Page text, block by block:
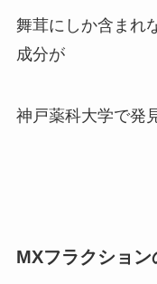
舞茸にしか含まれ
成分が
神戸薬科大学で発
MXフラクション